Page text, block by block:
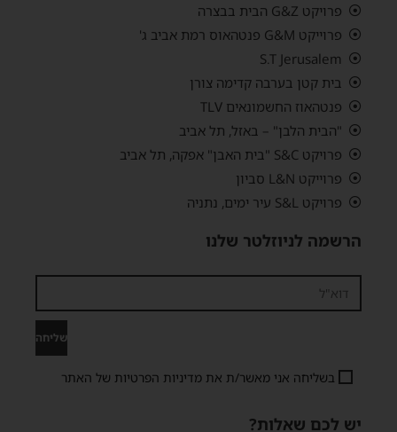
פרויקט G&Z הבית בבצרה
פרוייקט G&M פנטהאוס רמת אביב ג'
S.T Jerusalem
בית קטן בערבה קדימה צורן
פנטהאוז החשמונאים TLV
"הבית הלבן" – באזל, תל אביב
פרויקט S&C "בית האבן" אפקה, תל אביב
פרוייקט L&N סביון
פרויקט S&L עיר ימים, נתניה
הרשמה לניוזלטר שלנו
בשליחה אני מאשר/ת את מדיניות הפרטיות של האתר
שליחה
יש לכם שאלות?